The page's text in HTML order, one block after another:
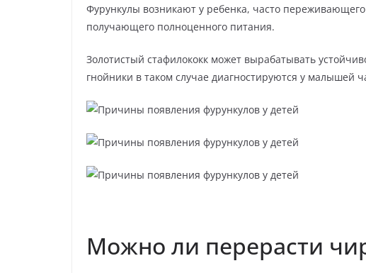
Фурункулы возникают у ребенка, часто
получающего полноценного питания.
Золотистый стафилококк может вырабатывать
гнойники в таком случае диагностируются у малышей
Можно ли перерасти